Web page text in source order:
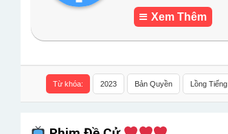
Xem Thêm
Từ khóa: 2023 Bản Quyền Lồng Tiếng